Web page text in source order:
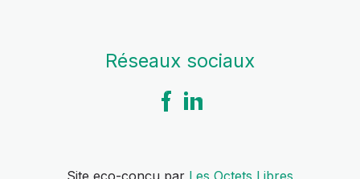
Réseaux sociaux
Site eco-conçu par Les Octets Libres